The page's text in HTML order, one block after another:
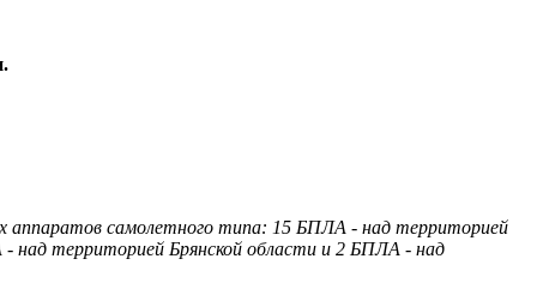
аппаратов самолетного типа: 15 БПЛА - над территорией
над территорией Брянской области и 2 БПЛА - над